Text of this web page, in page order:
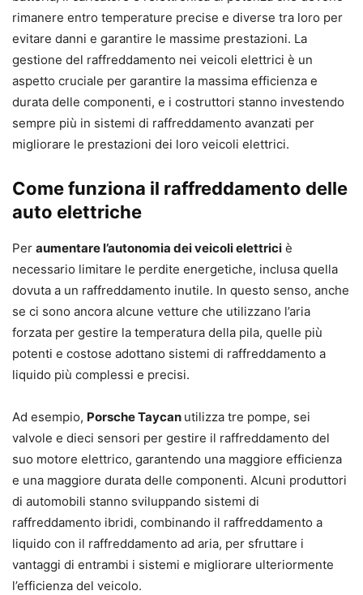
rimanere entro temperature precise e diverse tra loro per
evitare danni e garantire le massime prestazioni. La
gestione del raffreddamento nei veicoli elettrici è un
aspetto cruciale per garantire la massima efficienza e
durata delle componenti, e i costruttori stanno investendo
sempre più in sistemi di raffreddamento avanzati per
migliorare le prestazioni dei loro veicoli elettrici.
Come funziona il raffreddamento delle
auto elettriche
Per aumentare l’autonomia dei veicoli elettrici è
necessario limitare le perdite energetiche, inclusa quella
dovuta a un raffreddamento inutile. In questo senso, anche
se ci sono ancora alcune vetture che utilizzano l’aria
forzata per gestire la temperatura della pila, quelle più
potenti e costose adottano sistemi di raffreddamento a
liquido più complessi e precisi.
Ad esempio, Porsche Taycan utilizza tre pompe, sei
valvole e dieci sensori per gestire il raffreddamento del
suo motore elettrico, garantendo una maggiore efficienza
e una maggiore durata delle componenti. Alcuni produttori
di automobili stanno sviluppando sistemi di
raffreddamento ibridi, combinando il raffreddamento a
liquido con il raffreddamento ad aria, per sfruttare i
vantaggi di entrambi i sistemi e migliorare ulteriormente
l’efficienza del veicolo.